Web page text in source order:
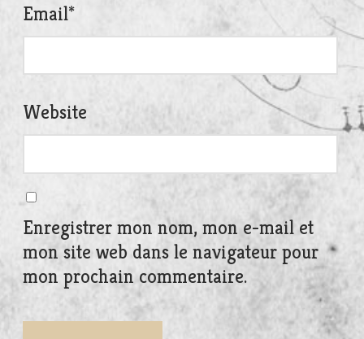
Email*
Website
Enregistrer mon nom, mon e-mail et
mon site web dans le navigateur pour
mon prochain commentaire.